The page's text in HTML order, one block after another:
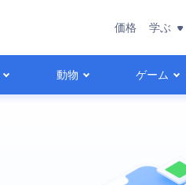
動物 ゲーム
価格 学ぶ